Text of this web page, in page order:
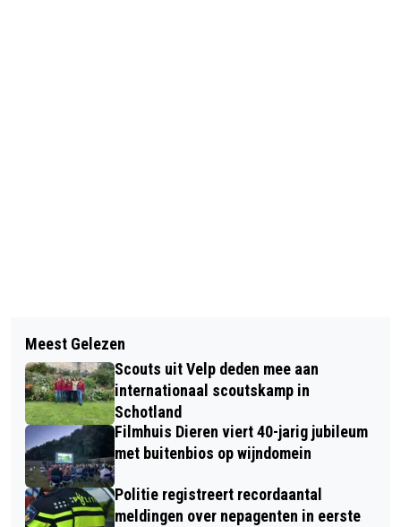
OOK THUIS OP DE BANK KUNT U
VOLOP VAN BURGERS’ ZOO BLIJVEN
GENIETEN!
BLIJFT HET BIJ "SOCIAL DISTANCING"
OF GAAN WE NAAR EEN
LOCKDOWN....?
Meest Gelezen
Scouts uit Velp deden mee aan
internationaal scoutskamp in
Schotland
Filmhuis Dieren viert 40-jarig jubileum
met buitenbios op wijndomein
Politie registreert recordaantal
meldingen over nepagenten in eerste